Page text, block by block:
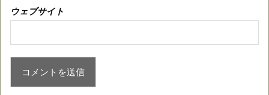
ウェブサイト